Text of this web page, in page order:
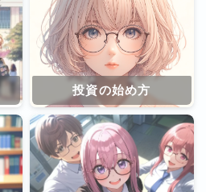
投資の始め方